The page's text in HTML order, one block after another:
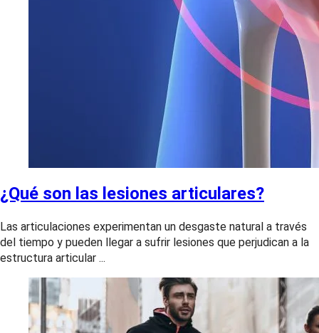
¿Qué son las lesiones articulares?
Las articulaciones experimentan un desgaste natural a través
del tiempo y pueden llegar a sufrir lesiones que perjudican a la
estructura articular ...